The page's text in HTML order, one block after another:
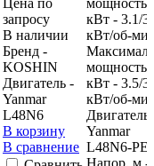
Цена по
запросу
В наличии
Бренд -
KOSHIN
Двигатель -
Yanmar
L48N6
В корзину
В сравнение
мощность,
кВт - 3.1/
кВт/об-
мощность,
кВт - 3.5/
кВт/об-
Двигатель
Yanmar
L48N6-